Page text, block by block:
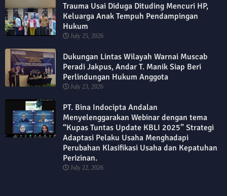
Trauma Usai Diduga Dituding Mencuri HP,
Keluarga Anak Tempuh Pendampingan
Hukum
July 25, 2026
Dukungan Lintas Wilayah Warnai Muscab
Peradi Jakpus, Andar T. Manik Siap Beri
Perlindungan Hukum Anggota
July 23, 2026
PT. Bina Indocipta Andalan
Menyelenggarakan Webinar dengan tema
“Kupas Tuntas Update KBLI 2025” Strategi
Adaptasi Pelaku Usaha Menghadapi
Perubahan Klasifikasi Usaha dan Kepatuhan
Perizinan.
July 22, 2026